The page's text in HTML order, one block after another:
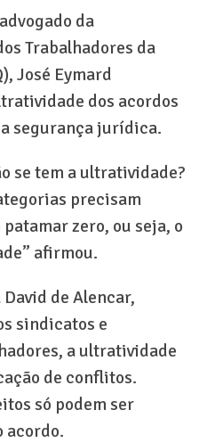
da
Trabalhadores da
José Eymard
dos acordos
segurança jurídica.
se tem a ultratividade?
precisam
zero, ou seja, o
afirmou.
de Alencar,
sindicatos e
a ultratividade
de conflitos.
só podem ser
acordo.